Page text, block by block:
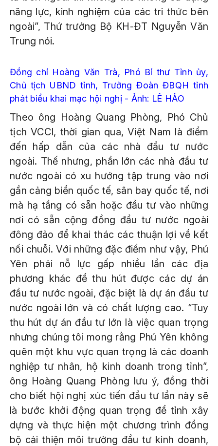
năng lực, kinh nghiệm của các tri thức bên
ngoài”, Thứ trưởng Bộ KH-ĐT Nguyễn Văn
Trung nói.
Đồng chí Hoàng Văn Trà, Phó Bí thư Tỉnh ủy,
Chủ tịch UBND tỉnh, Trưởng Đoàn ĐBQH tỉnh
phát biểu khai mạc hội nghị - Ảnh: LÊ HẢO
Theo ông Hoàng Quang Phòng, Phó Chủ
tịch VCCI, thời gian qua, Việt Nam là điểm
đến hấp dẫn của các nhà đầu tư nước
ngoài. Thế nhưng, phần lớn các nhà đầu tư
nước ngoài có xu hướng tập trung vào nơi
gần cảng biển quốc tế, sân bay quốc tế, nơi
mà hạ tầng có sẵn hoặc đầu tư vào những
nơi có sẵn cộng đồng đầu tư nước ngoài
đông đảo để khai thác các thuận lợi về kết
nối chuỗi. Với những đặc điểm như vậy, Phú
Yên phải nỗ lực gấp nhiều lần các địa
phương khác để thu hút được các dự án
đầu tư nước ngoài, đặc biệt là dự án đầu tư
nước ngoài lớn và có chất lượng cao. “Tuy
thu hút dự án đầu tư lớn là việc quan trọng
nhưng chúng tôi mong rằng Phú Yên không
quên một khu vực quan trọng là các doanh
nghiệp tư nhân, hộ kinh doanh trong tỉnh”,
ông Hoàng Quang Phòng lưu ý, đồng thời
cho biết hội nghị xúc tiến đầu tư lần này sẽ
là bước khởi động quan trọng để tỉnh xây
dựng và thực hiện một chương trình đồng
bộ cải thiện môi trường đầu tư kinh doanh,